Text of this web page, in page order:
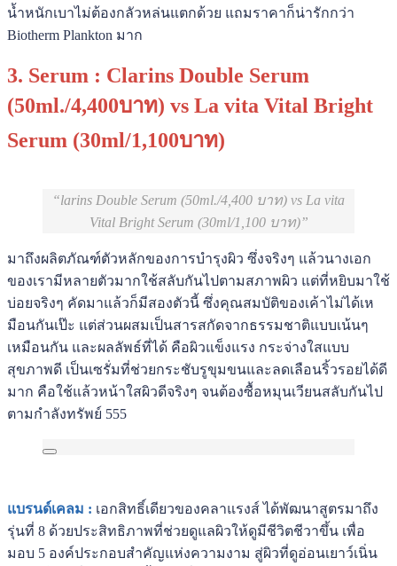
น้ำหนักเบาไม่ต้องกลัวหล่นแตกด้วย แถมราคาก็น่ารักกว่า
Biotherm Plankton มาก
3. Serum : Clarins Double Serum
(50ml./4,400บาท) vs La vita Vital Bright
Serum (30ml/1,100บาท)
larins Double Serum (50ml./4,400 บาท) vs La vita
Vital Bright Serum (30ml/1,100 บาท)
มาถึงผลิตภัณฑ์ตัวหลักของการบำรุงผิว ซึ่งจริงๆ แล้วนางเอก
ของเรามีหลายตัวมากใช้สลับกันไปตามสภาพผิว แต่ที่หยิบมาใช้
บ่อยจริงๆ คัดมาแล้วก็มีสองตัวนี้ ซึ่งคุณสมบัติของเค้าไม่ได้เห
มือนกันเป๊ะ แต่ส่วนผสมเป็นสารสกัดจากธรรมชาติแบบเน้นๆ
เหมือนกัน และผลลัพธ์ที่ได้ คือผิวแข็งแรง กระจ่างใสแบบ
สุขภาพดี เป็นเซรั่มที่ช่วยกระชับรูขุมขนและลดเลือนริ้วรอยได้ดี
มาก คือใช้แล้วหน้าใสผิวดีจริงๆ จนต้องซื้อหมุนเวียนสลับกันไป
ตามกำลังทรัพย์ 555
แบรนด์เคลม : เอกสิทธิ์เดียวของคลาแรงส์ ได้พัฒนาสูตรมาถึง
รุ่นที่ 8 ด้วยประสิทธิภาพที่ช่วยดูแลผิวให้ดูมีชีวิตชีวาขึ้น เพื่อ
มอบ 5 องค์ประกอบสำคัญแห่งความงาม สู่ผิวที่ดูอ่อนเยาว์เนิ่น